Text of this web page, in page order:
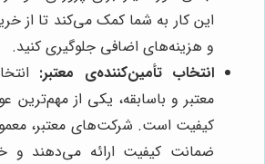
این کار به شما کمک می‌کند تا از
و هزینه‌های اضافی جلوگیری کنید.
انتخاب تأمین‌کننده‌ی معتبر:
معتبر و باسابقه، یکی از مهم‌ترین
کیفیت است. شرکت‌های معتبر،
ضمانت کیفیت ارائه می‌دهند